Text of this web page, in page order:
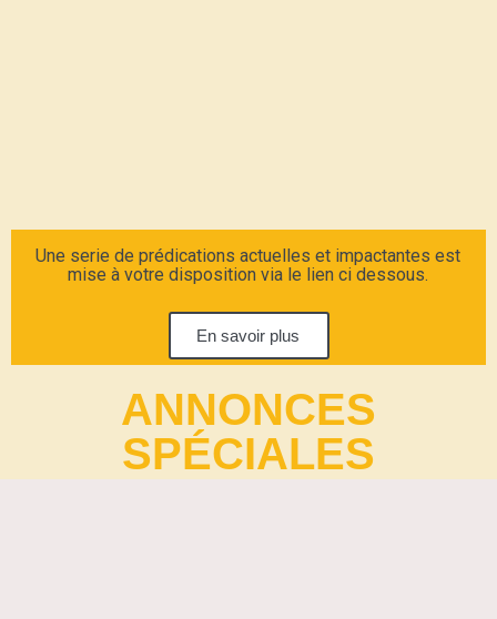
Une serie de prédications actuelles et impactantes est
mise à votre disposition via le lien ci dessous.
En savoir plus
ANNONCES
SPÉCIALES